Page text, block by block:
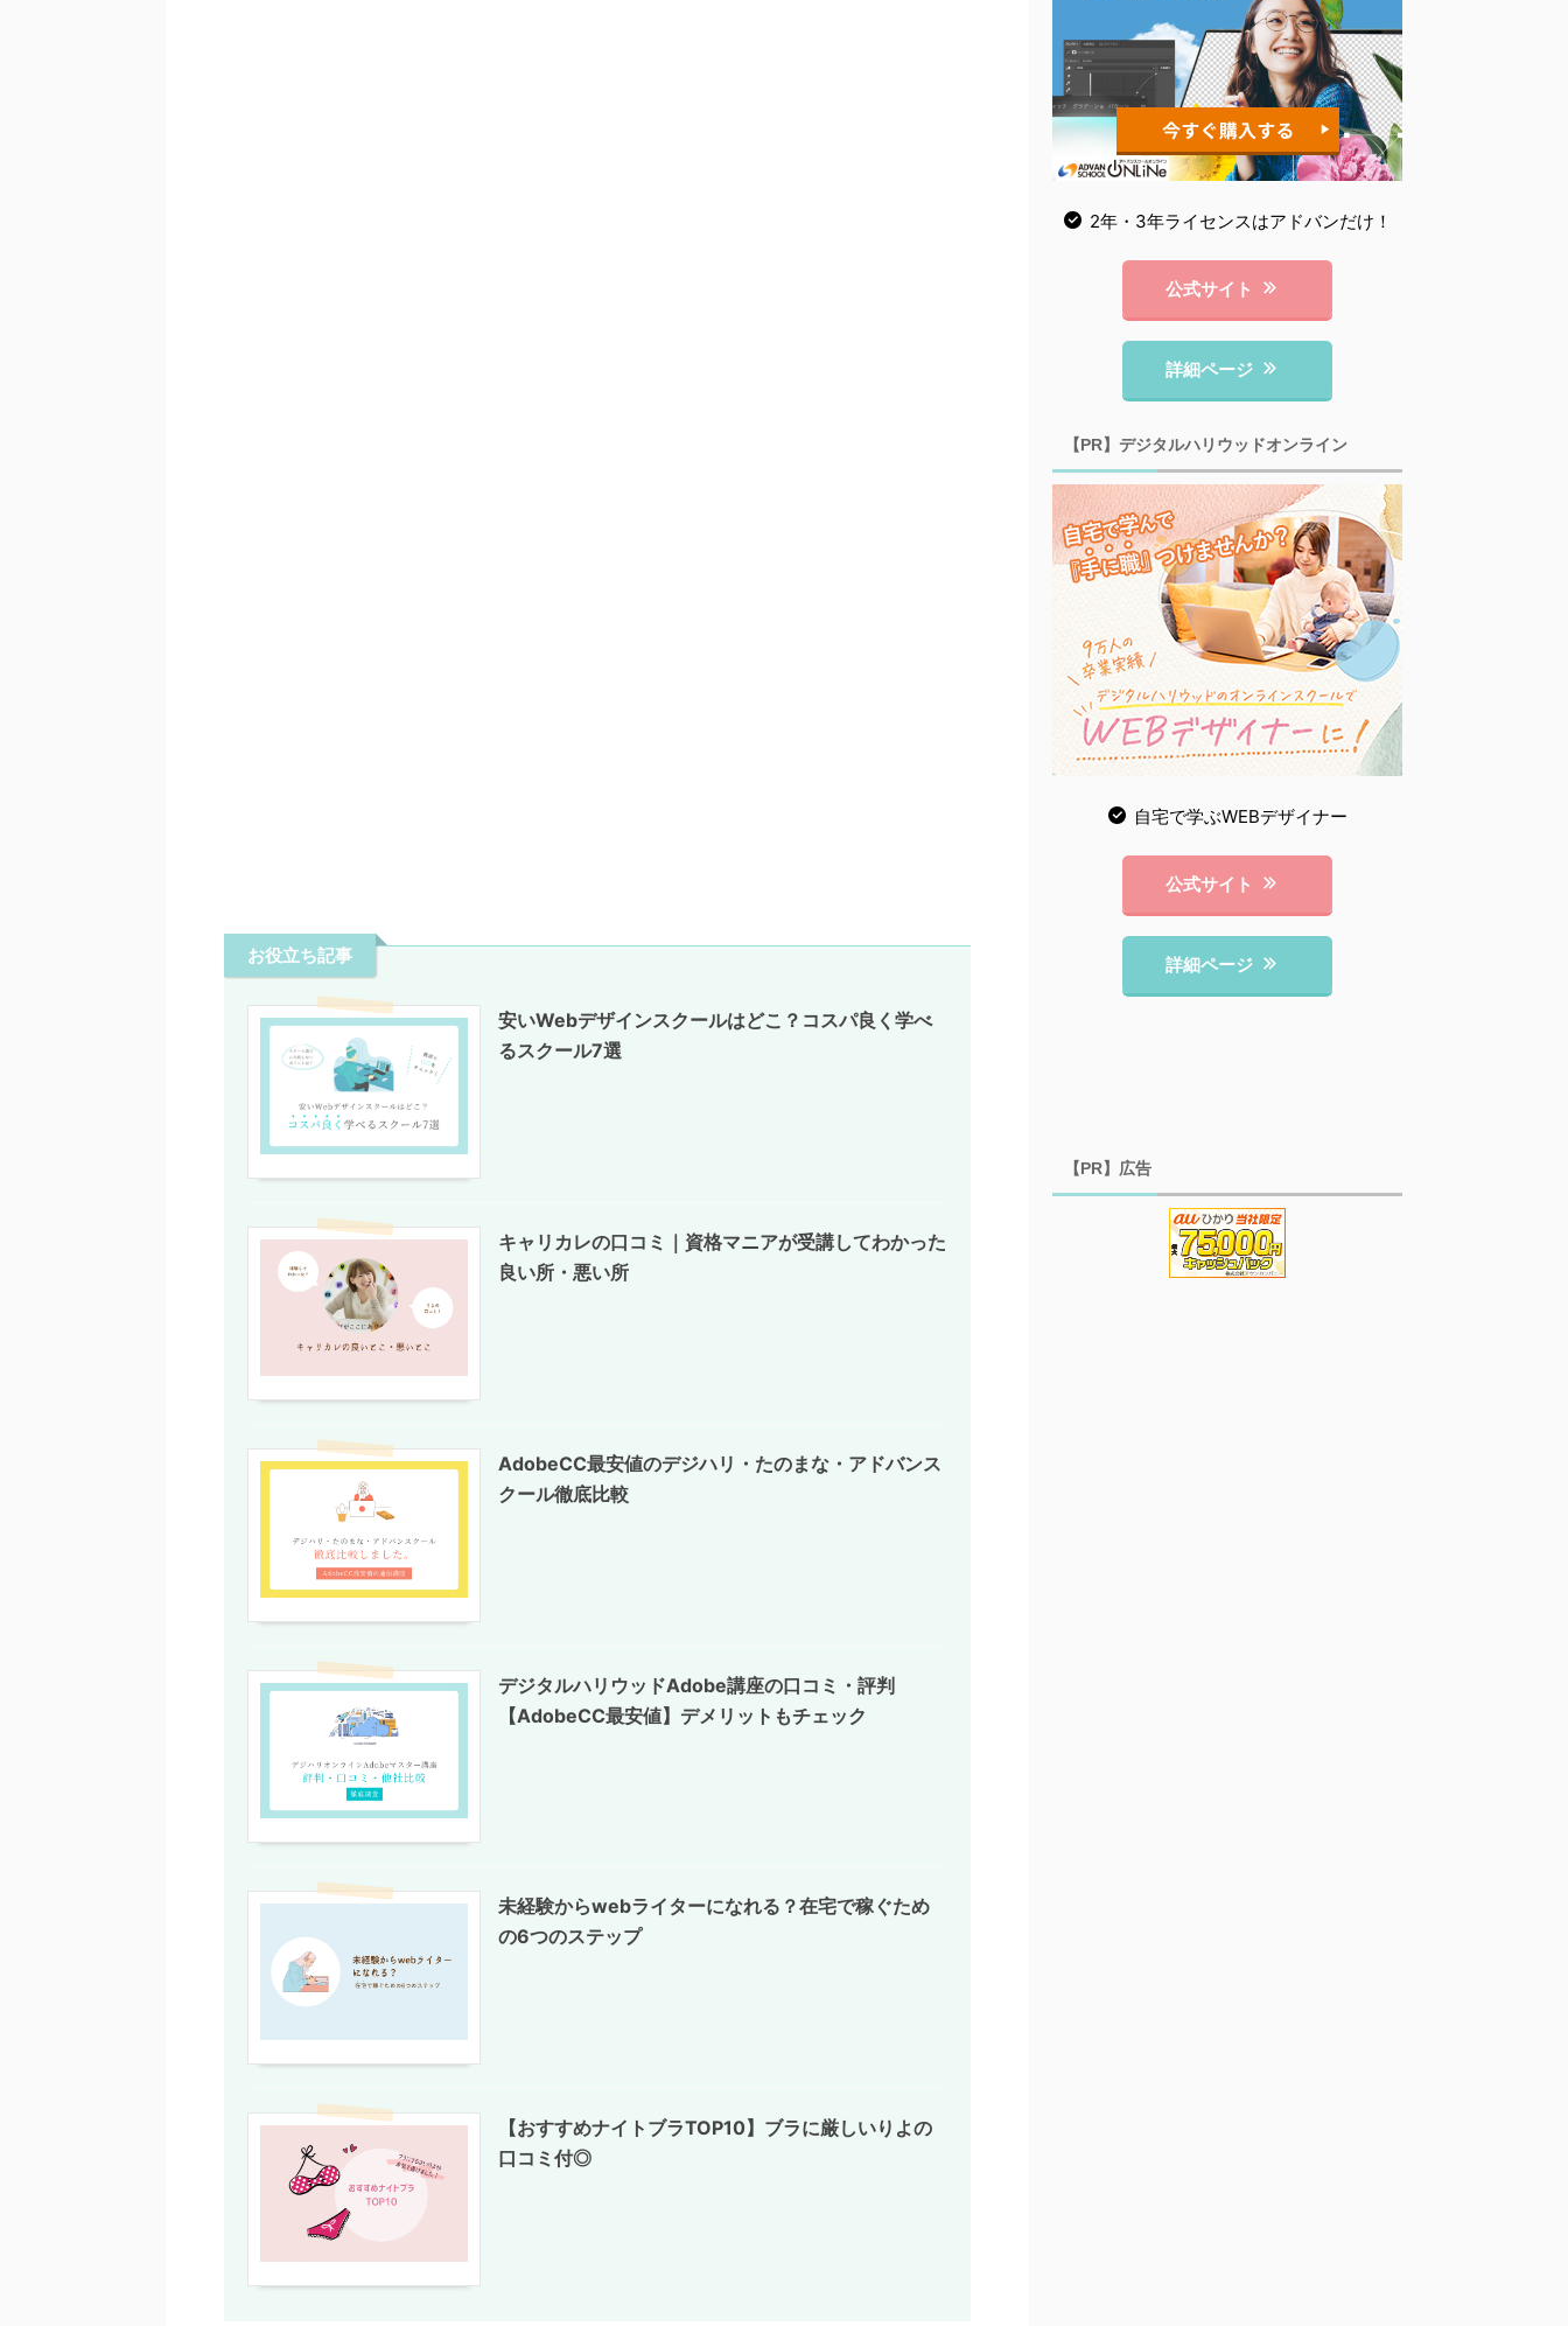
お役立ち記事
安いWebデザインスクールはどこ？コスパ良く学べ
るスクール7選
キャリカレの口コミ｜資格マニアが受講してわかった
良い所・悪い所
AdobeCC最安値のデジハリ・たのまな・アドバンス
クール徹底比較
デジタルハリウッドAdobe講座の口コミ・評判
【AdobeCC最安値】デメリットもチェック
未経験からwebライターになれる？在宅で稼ぐため
の6つのステップ
【おすすめナイトブラTOP10】ブラに厳しいりよの
口コミ付◎
2年・3年ライセンスはアドバンだけ！
公式サイト
詳細ページ
【PR】デジタルハリウッドオンライン
自宅で学ぶWEBデザイナー
公式サイト
詳細ページ
【PR】広告